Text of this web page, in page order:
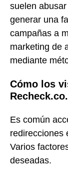
suelen
generar una
campañas a
marketing de
mediante
Cómo los
Es común
redirecciones
Varios
deseadas.